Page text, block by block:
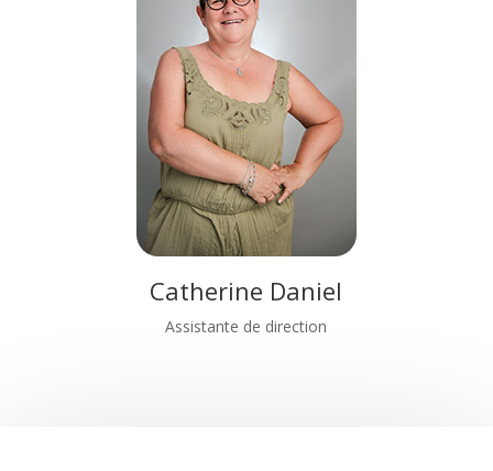
Catherine Daniel
Assistante de direction